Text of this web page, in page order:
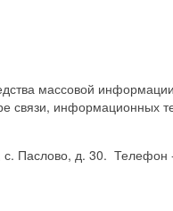
массовой
информационных
Паслово, д. 30.